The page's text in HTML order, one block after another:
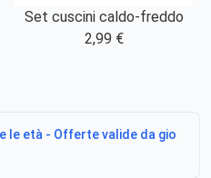
Set cuscini caldo-freddo
2,99 €
le età - Offerte valide da gio